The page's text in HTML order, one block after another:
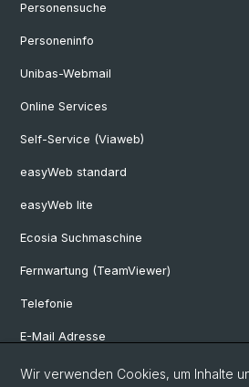
Personensuche
Personeninfo
Unibas-Webmail
Online Services
Self-Service (Viaweb)
easyWeb standard
easyWeb lite
Ecosia Suchmaschine
Fernwartung (TeamViewer)
Telefonie
E-Mail Adresse
Internet & Netzzugriff
Wir verwenden Cookies, um Inhalte